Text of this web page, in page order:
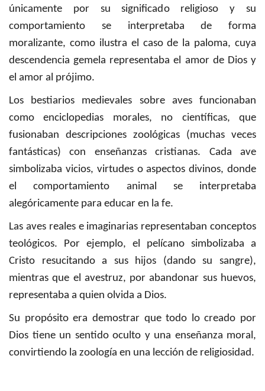
únicamente por su significado religioso y su
comportamiento se interpretaba de forma
moralizante, como ilustra el caso de la paloma, cuya
descendencia gemela representaba el amor de Dios y
el amor al prójimo.
Los bestiarios medievales sobre aves funcionaban
como enciclopedias morales, no científicas, que
fusionaban descripciones zoológicas (muchas veces
fantásticas) con enseñanzas cristianas. Cada ave
simbolizaba vicios, virtudes o aspectos divinos, donde
el comportamiento animal se interpretaba
alegóricamente para educar en la fe.
Las aves reales e imaginarias representaban conceptos
teológicos. Por ejemplo, el pelícano simbolizaba a
Cristo resucitando a sus hijos (dando su sangre),
mientras que el avestruz, por abandonar sus huevos,
representaba a quien olvida a Dios.
Su propósito era demostrar que todo lo creado por
Dios tiene un sentido oculto y una enseñanza moral,
convirtiendo la zoología en una lección de religiosidad.